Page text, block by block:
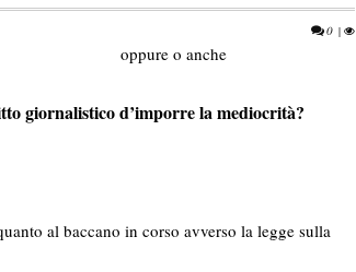
0 |
oppure o anche
giornalistico d’imporre la mediocrità?
al baccano in corso avverso la legge sulla